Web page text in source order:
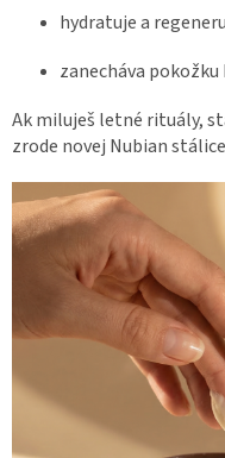
hydratuje a
zanecháva
Ak miluješ letné rituály,
zrode novej Nubian